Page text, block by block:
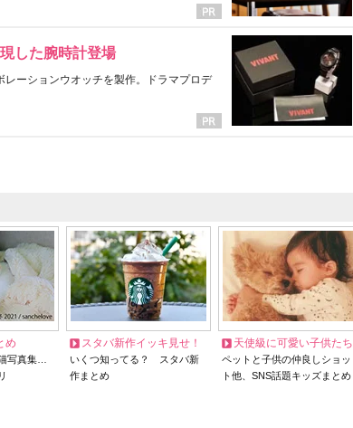
した腕時計登場
ーションウオッチを製作。ドラマプロデ
め
写真集…
スタバ新作イッキ見せ！
いくつ知ってる？ スタバ新
作まとめ
天使級に可愛い子供たち
ペットと子供の仲良しショッ
ト他、SNS話題キッズまとめ